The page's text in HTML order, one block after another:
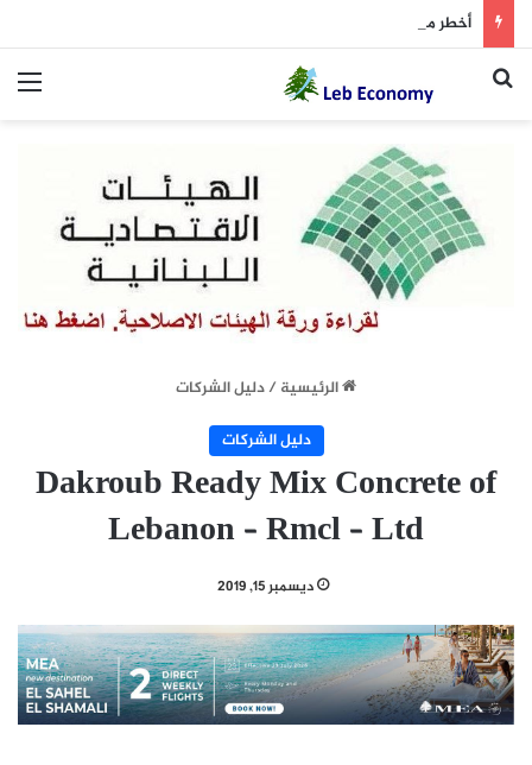
أخطر ما دار داخل غرفة المفاوضات
بحث عن
الرئيسية/دليل الشركات
دليل الشركات
Dakroub Ready Mix Concrete of
Lebanon – Rmcl – Ltd
ديسمبر 15, 2019